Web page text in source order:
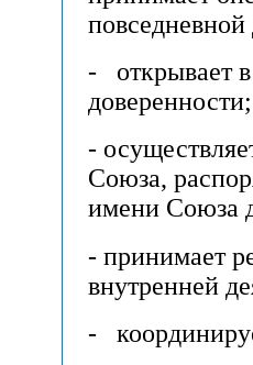
- открывает в
доверенности;
-
Союза,
имени Союза
- принимает
внутренней
-